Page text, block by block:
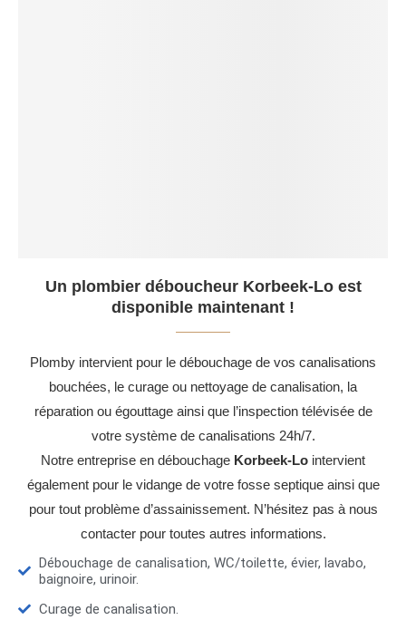
Un plombier déboucheur Korbeek-Lo est
disponible maintenant !
Plomby intervient pour le débouchage de vos canalisations
bouchées, le curage ou nettoyage de canalisation, la
réparation ou égouttage ainsi que l’inspection télévisée de
votre système de canalisations 24h/7.
Notre entreprise en débouchage Korbeek-Lo intervient
également pour le vidange de votre fosse septique ainsi que
pour tout problème d’assainissement. N’hésitez pas à nous
contacter pour toutes autres informations.
Débouchage de canalisation, WC/toilette, évier, lavabo,
baignoire, urinoir.
Curage de canalisation.